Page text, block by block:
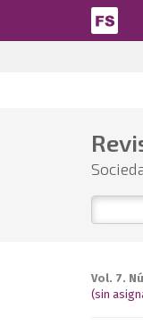
Pasar al contenido
Vol. 7.
(sin